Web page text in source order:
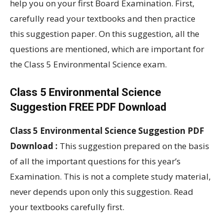
help you on your first Board Examination. First,
carefully read your textbooks and then practice
this suggestion paper. On this suggestion, all the
questions are mentioned, which are important for
the Class 5 Environmental Science exam.
Class 5 Environmental Science
Suggestion FREE PDF Download
Class 5 Environmental Science Suggestion PDF
Download : This suggestion prepared on the basis
of all the important questions for this year’s
Examination. This is not a complete study material,
never depends upon only this suggestion. Read
your textbooks carefully first.